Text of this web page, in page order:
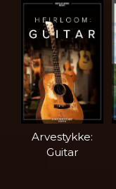
Arvestykke:
Guitar